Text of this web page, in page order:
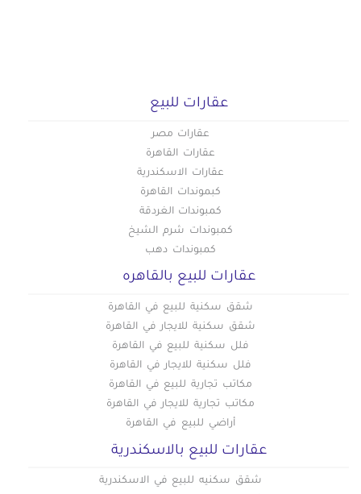
عقارات للبيع
عقارات مصر
عقارات القاهرة
عقارات الاسكندرية
كبموندات القاهرة
كمبوندات الغردقة
كمبوندات شرم الشيخ
كمبوندات دهب
عقارات للبيع بالقاهره
شقق سكنية للبيع في القاهرة
شقق سكنية للايجار في القاهرة
فلل سكنية للبيع في القاهرة
فلل سكنية للايجار في القاهرة
مكاتب تجارية للبيع في القاهرة
مكاتب تجارية للايجار في القاهرة
أراضي للبيع في القاهرة
عقارات للبيع بالاسكندرية
شقق سكنيه للبيع في الاسكندرية